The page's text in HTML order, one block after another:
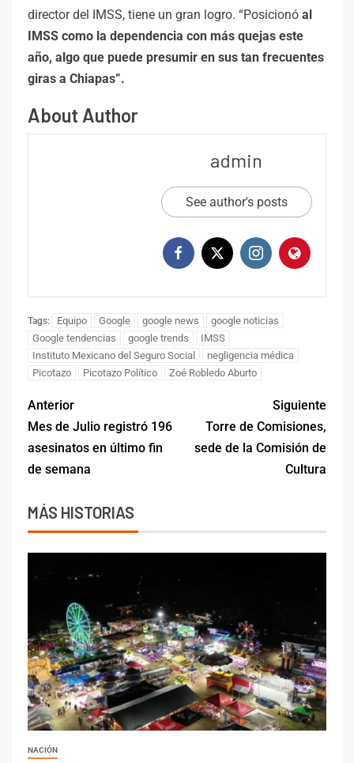
director del IMSS, tiene un gran logro. “Posicionó al
IMSS como la dependencia con más quejas este
año, algo que puede presumir en sus tan frecuentes
giras a Chiapas”.
About Author
admin
See author's posts
Tags: Equipo Google google news
google noticias
Google tendencias
google trends
IMSS
Instituto Mexicano del Seguro Social
negligencia médica
Picotazo
Picotazo Político Zoé Robledo Aburto
Anterior
Mes de Julio registró 196
asesinatos en último fin
de semana
Siguiente
Torre de Comisiones,
sede de la Comisión de
Cultura
MÁS HISTORIAS
NACIÓN